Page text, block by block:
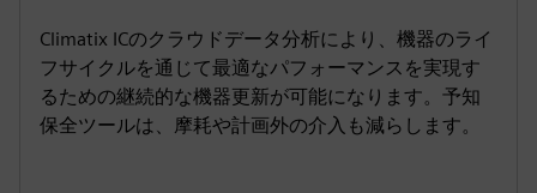
Climatix ICのクラウドデータ分析により、機器のライ
フサイクルを通じて最適なパフォーマンスを実現す
るための継続的な機器更新が可能になります。予知
保全ツールは、摩耗や計画外の介入も減らします。